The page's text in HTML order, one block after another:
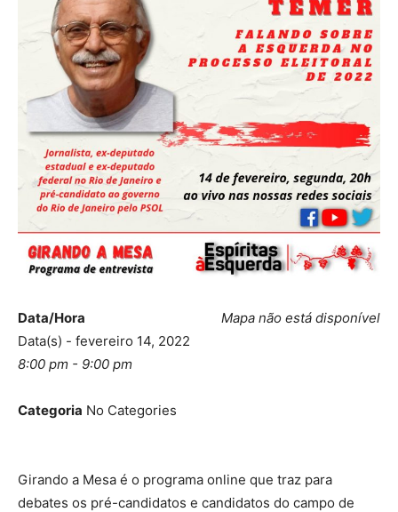
Mapa não está disponível
Data/Hora
Data(s) - fevereiro 14, 2022
8:00 pm - 9:00 pm
Categoria No Categories
Girando a Mesa é o programa online que traz para
debates os pré-candidatos e candidatos do campo de